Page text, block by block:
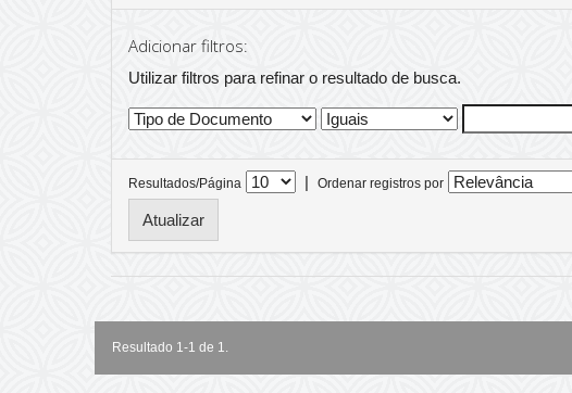
Adicionar filtros:
Utilizar filtros para refinar o resultado de busca.
Resultados/Página | Ordenar registros por
Resultado 1-1 de 1.